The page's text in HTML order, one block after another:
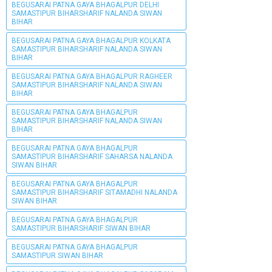
BEGUSARAI PATNA GAYA BHAGALPUR DELHI
SAMASTIPUR BIHARSHARIF NALANDA SIWAN
BIHAR
BEGUSARAI PATNA GAYA BHAGALPUR KOLKATA
SAMASTIPUR BIHARSHARIF NALANDA SIWAN
BIHAR
BEGUSARAI PATNA GAYA BHAGALPUR RAGHEER
SAMASTIPUR BIHARSHARIF NALANDA SIWAN
BIHAR
BEGUSARAI PATNA GAYA BHAGALPUR
SAMASTIPUR BIHARSHARIF NALANDA SIWAN
BIHAR
BEGUSARAI PATNA GAYA BHAGALPUR
SAMASTIPUR BIHARSHARIF SAHARSA NALANDA
SIWAN BIHAR
BEGUSARAI PATNA GAYA BHAGALPUR
SAMASTIPUR BIHARSHARIF SITAMADHI NALANDA
SIWAN BIHAR
BEGUSARAI PATNA GAYA BHAGALPUR
SAMASTIPUR BIHARSHARIF SIWAN BIHAR
BEGUSARAI PATNA GAYA BHAGALPUR
SAMASTIPUR SIWAN BIHAR